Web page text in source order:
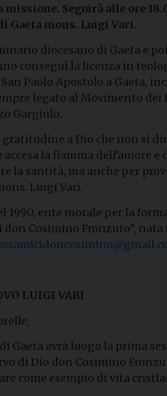
Seguirà alle ore
Gaeta mons. Luigi Vari.
diocesano di Gaeta e
conseguì la licenza in
Paolo Apostolo a Gaeta,
legato al Movimento dei
Gargiulo.
a Dio che non si
la fiamma dell’amore e
la santità, ma anche per
Luigi Vari.
ente morale per la
Cosimino Fronzuto”,
LUIGI VARI
avrà luogo la prima
di Dio don Cosimino
come esempio di vita